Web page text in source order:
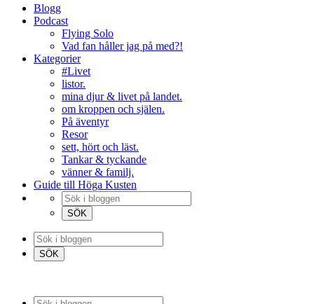
Blogg
Podcast
Flying Solo
Vad fan håller jag på med?!
Kategorier
#Livet
listor.
mina djur & livet på landet.
om kroppen och själen.
På äventyr
Resor
sett, hört och läst.
Tankar & tyckande
vänner & familj.
Guide till Höga Kusten